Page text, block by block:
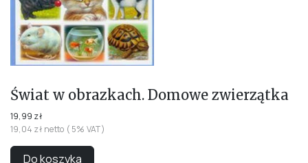
Świat w obrazkach. Domowe zwierzątka
19,99 zł
19,04 zł netto ( 5% VAT)
Do koszyka